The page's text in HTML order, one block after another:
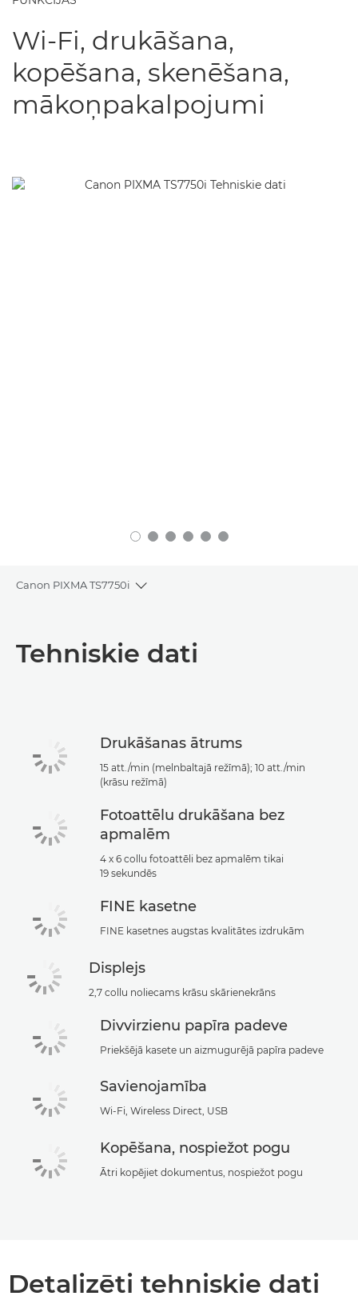
Wi-Fi, drukāšana,
kopēšana, skenēšana,
mākoņpakalpojumi
Canon PIXMA TS7750i
Toggle breadcrumbs
Tehniskie dati
Tehniskie dati
Drukāšanas ātrums
15 att./min (melnbaltajā režīmā); 10 att./min
(krāsu režīmā)
Fotoattēlu drukāšana bez
apmalēm
4 x 6 collu fotoattēli bez apmalēm tikai
19 sekundēs
FINE kasetne
FINE kasetnes augstas kvalitātes izdrukām
Displejs
2,7 collu noliecams krāsu skārienekrāns
Divvirzienu papīra padeve
Priekšējā kasete un aizmugurējā papīra padeve
Savienojamība
Wi-Fi, Wireless Direct, USB
Kopēšana, nospiežot pogu
Ātri kopējiet dokumentus, nospiežot pogu
Detalizēti tehniskie dati